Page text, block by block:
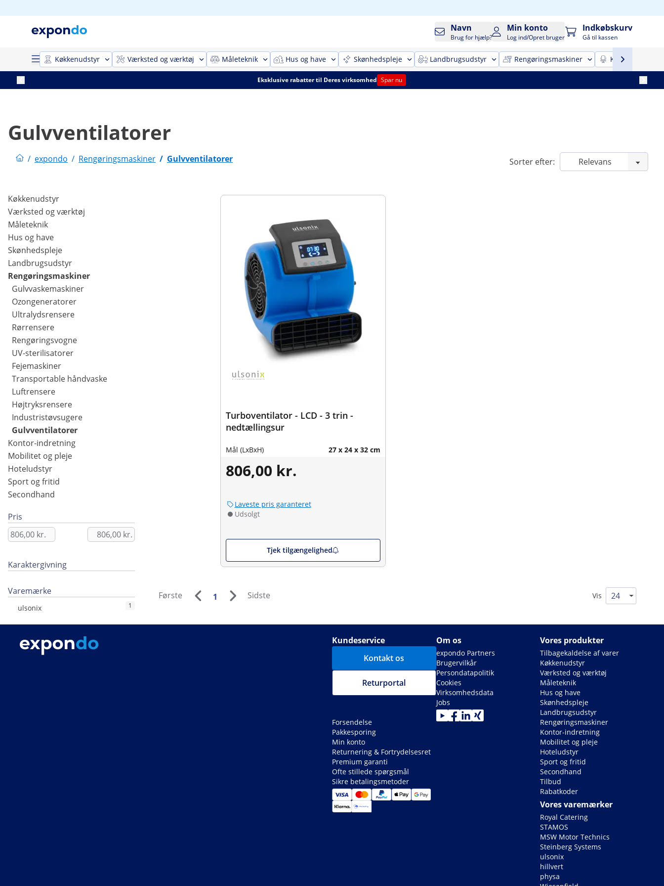
Navn
Brug for hjælp?
Min konto
Log ind/Opret bruger
Indkøbskurv
Gå til kassen
Køkkenudstyr Værksted og værktøj Måleteknik Hus og have Skønhedspleje Landbrugsudstyr Rengøringsmaskiner Kontor-
Eksklusive rabatter til Deres virksomhed Spar nu
Gulvventilatorer
/ expondo / Rengøringsmaskiner / Gulvventilatorer Sorter efter:
Køkkenudstyr
Værksted og værktøj
Måleteknik
Hus og have
Skønhedspleje
Landbrugsudstyr
Rengøringsmaskiner
Gulvvaskemaskiner
Ozongeneratorer
Ultralydsrensere
Rørrensere
Rengøringsvogne
UV-sterilisatorer
Fejemaskiner
Transportable håndvaske
Luftrensere
Højtryksrensere
Industristøvsugere
Gulvventilatorer
Kontor-indretning
Mobilitet og pleje
Hoteludstyr
Sport og fritid
Secondhand
Pris
Karaktergivning
Varemærke
ulsonix 1
Turboventilator - LCD - 3 trin -
nedtællingsur
Mål (LxBxH) 27 x 24 x 32 cm
806,00 kr.
Laveste pris garanteret
Udsolgt
Tjek tilgængelighed
Første 1 Sidste Vis
Kundeservice
Kontakt os
Returportal
Forsendelse
Pakkesporing
Min konto
Returnering & Fortrydelsesret
Premium garanti
Ofte stillede spørgsmål
Sikre betalingsmetoder
Om os
expondo Partners
Brugervilkår
Persondatapolitik
Cookies
Virksomhedsdata
Jobs
Vores produkter
Tilbagekaldelse af varer
Køkkenudstyr
Værksted og værktøj
Måleteknik
Hus og have
Skønhedspleje
Landbrugsudstyr
Rengøringsmaskiner
Kontor-indretning
Mobilitet og pleje
Hoteludstyr
Sport og fritid
Secondhand
Tilbud
Rabatkoder
Vores varemærker
Royal Catering
STAMOS
MSW Motor Technics
Steinberg Systems
ulsonix
hillvert
physa